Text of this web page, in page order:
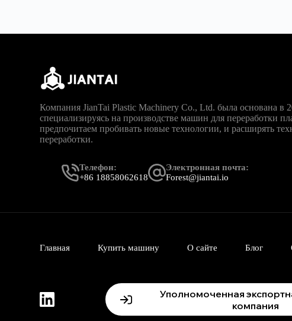
Компания JianTai Plastic Machinery Co., Ltd. была основана в
специализируясь на производстве машин для переработки
предпочитаем пробивать новые технологии, и расширять
переработки.
Телефон:
+86 18858062618
Электронная почта:
Forest@jiantai.io
Главная Купить машину О сайте Блог
Уполномоченная
компания